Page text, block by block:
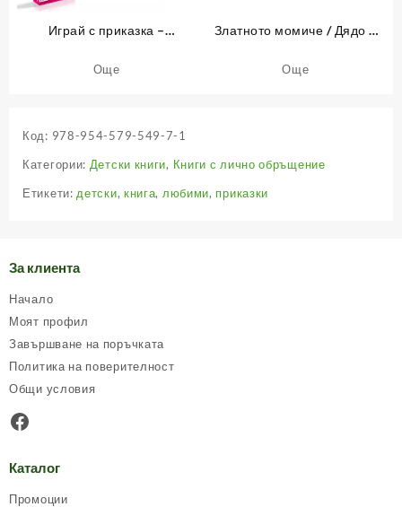
Играй с приказка –
Още
Златното момиче / Дядо и
Още
Код: 978-954-579-549-7-1
Категории: Детски книги, Книги с лично обръщение
Етикети:детски, книга, любими, приказки
За клиента
Начало
Моят профил
Завършване на поръчката
Политика на поверителност
Общи условия
Facebook
Каталог
Промоции